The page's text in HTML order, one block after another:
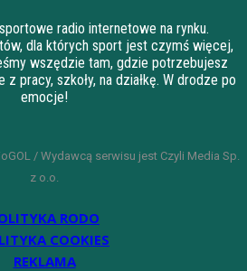
radio internetowe na rynku.
dla których sport jest czymś więcej,
wszędzie tam, gdzie potrzebujesz
pracy, szkoły, na działkę. W drodze po
emocje!
/ Wydawcą serwisu jest Czyli Media Sp.
z o.o.
RODO
COOKIES
REKLAMA